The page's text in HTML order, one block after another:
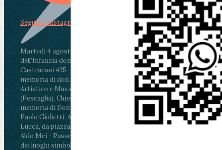
Martedì 4 agosto2026
ore 11:30 - Lucca, Scuola
dell’Infanzia don Aldo Mei - Viale Castruccio
Castracani 435 - Inaugurazione murales in
memoria di don Aldo Mei curato dal Liceo
Artistico e Musicale “Passaglia”
ore 18 - Fiano
(Pescaglia), Chiesa parrocchiale - Messa in
memoria di Don Aldo Mei celebrata da mons.
Paolo Giulietti, Arcivescovo di Lucca
ore 20.30 -
Lucca, da piazza San Michele al Cippo di don
Aldo Mei - Passeggiata della Memoria in alcuni
dei luoghi simbolo della città. Ritrovo alle ore
Segui su Instagram